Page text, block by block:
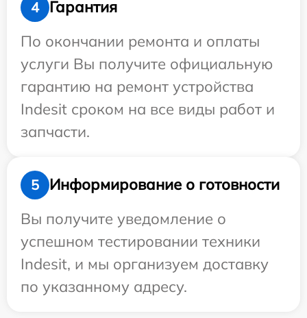
4
Гарантия
По окончании ремонта и оплаты
услуги Вы получите официальную
гарантию на ремонт устройства
Indesit сроком на все виды работ и
запчасти.
5
Информирование о готовности
Вы получите уведомление о
успешном тестировании техники
Indesit, и мы организуем доставку
по указанному адресу.